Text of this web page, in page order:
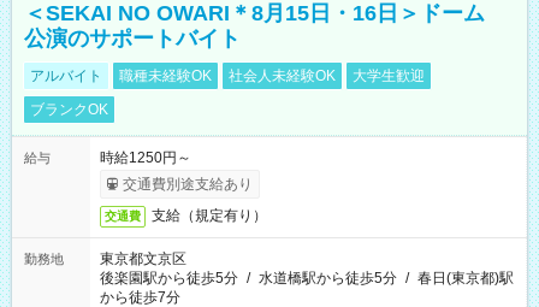
＜SEKAI NO OWARI＊8月15日・16日＞ドーム
公演のサポートバイト
アルバイト 職種未経験OK 社会人未経験OK
大学生歓迎
ブランクOK
給与
時給1250円～
交通費別途支給あり
交通費 支給（規定有り）
勤務地
東京都文京区
後楽園駅から徒歩5分 / 水道橋駅から徒歩5分 / 春日(東京都)駅
から徒歩7分